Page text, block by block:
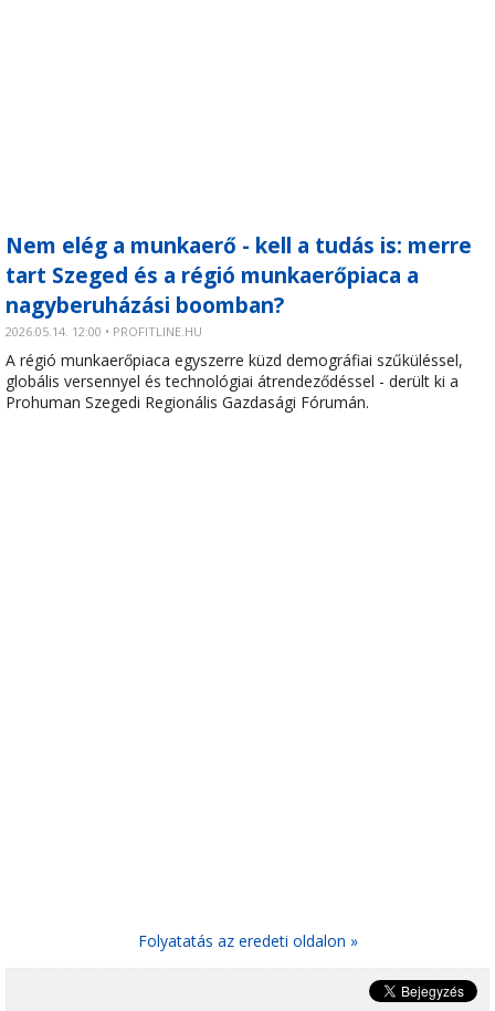
Nem elég a munkaerő - kell a tudás is: merre
tart Szeged és a régió munkaerőpiaca a
nagyberuházási boomban?
2026.05.14. 12:00 • PROFITLINE.HU
A régió munkaerőpiaca egyszerre küzd demográfiai szűküléssel,
globális versennyel és technológiai átrendeződéssel - derült ki a
Prohuman Szegedi Regionális Gazdasági Fórumán.
Folyatatás az eredeti oldalon »